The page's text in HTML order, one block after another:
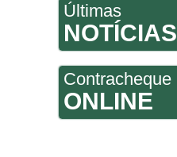
Últimas
NOTÍCIAS
Contracheque
ONLINE